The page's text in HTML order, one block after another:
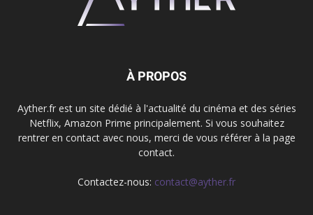
À PROPOS
Ayther.fr est un site dédié à l'actualité du cinéma et des séries
Netflix, Amazon Prime principalement. Si vous souhaitez
rentrer en contact avec nous, merci de vous référer à la page
contact.
Contactez-nous: contact@ayther.fr